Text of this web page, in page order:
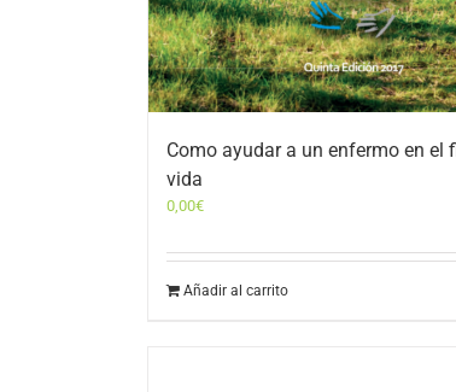
Como ayudar a un enfermo en el
vida
0,00€
Añadir al carrito